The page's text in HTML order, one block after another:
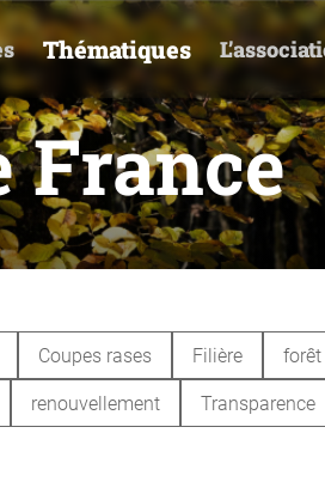
Thématiques
France
Coupes rases Filière forêt
renouvellement Transparence